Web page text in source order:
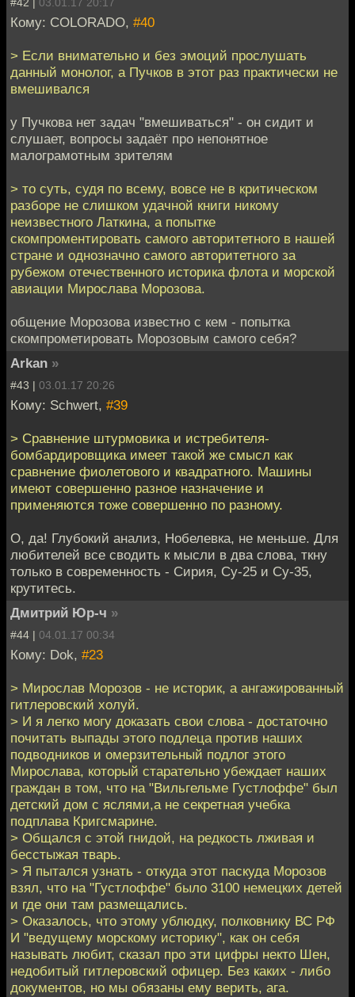
Кому: COLORADO, #40
> Если внимательно и без эмоций прослушать
данный монолог, а Пучков в этот раз практически не
вмешивался
у Пучкова нет задач "вмешиваться" - он сидит и
слушает, вопросы задаёт про непонятное
малограмотным зрителям
> то суть, судя по всему, вовсе не в критическом
разборе не слишком удачной книги никому
неизвестного Латкина, а попытке
скомпроментировать самого авторитетного в нашей
стране и однозначно самого авторитетного за
рубежом отечественного историка флота и морской
авиации Мирослава Морозова.
общение Морозова известно с кем - попытка
скомпрометировать Морозовым самого себя?
Arkan »
#43 | 03.01.17 20:26
Кому: Schwert, #39
> Сравнение штурмовика и истребителя-
бомбардировщика имеет такой же смысл как
сравнение фиолетового и квадратного. Машины
имеют совершенно разное назначение и
применяются тоже совершенно по разному.
О, да! Глубокий анализ, Нобелевка, не меньше. Для
любителей все сводить к мысли в два слова, ткну
только в современность - Сирия, Су-25 и Су-35,
крутитесь.
Дмитрий Юр-ч »
#44 | 04.01.17 00:34
Кому: Dok, #23
> Мирослав Морозов - не историк, а ангажированный
гитлеровский холуй.
> И я легко могу доказать свои слова - достаточно
почитать выпады этого подлеца против наших
подводников и омерзительный подлог этого
Мирослава, который старательно убеждает наших
граждан в том, что на "Вильгельме Густлоффе" был
детский дом с яслями,а не секретная учебка
подплава Кригсмарине.
> Общался с этой гнидой, на редкость лживая и
бесстыжая тварь.
> Я пытался узнать - откуда этот паскуда Морозов
взял, что на "Густлоффе" было 3100 немецких детей
и где они там размещались.
> Оказалось, что этому ублюдку, полковнику ВС РФ
И "ведущему морскому историку", как он себя
называть любит, сказал про эти цифры некто Шен,
недобитый гитлеровский офицер. Без каких - либо
документов, но мы обязаны ему верить, ага.